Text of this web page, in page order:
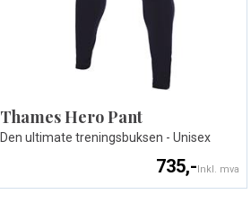
Thames Hero Pant
Den ultimate treningsbuksen - Unisex
735,-Inkl. mva